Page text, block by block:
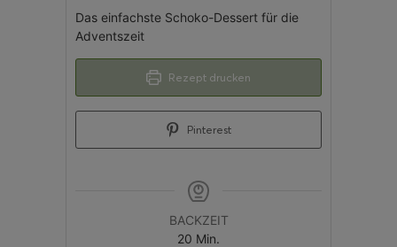
Das einfachste Schoko-Dessert für die
Adventszeit
Rezept drucken
Pinterest
BACKZEIT
20 Min.